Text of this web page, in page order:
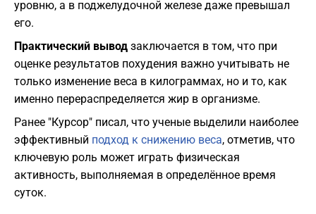
уровню, а в поджелудочной железе даже превышал
его.
Практический вывод заключается в том, что при
оценке результатов похудения важно учитывать не
только изменение веса в килограммах, но и то, как
именно перераспределяется жир в организме.
Ранее "Курсор" писал, что ученые выделили наиболее
эффективный подход к снижению веса, отметив, что
ключевую роль может играть физическая
активность, выполняемая в определённое время
суток.